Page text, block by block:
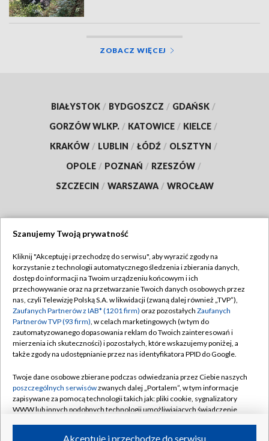
ZOBACZ WIĘCEJ
BIAŁYSTOK / BYDGOSZCZ / GDAŃSK /
GORZÓW WLKP. / KATOWICE / KIELCE /
KRAKÓW / LUBLIN / ŁÓDŹ / OLSZTYN /
OPOLE / POZNAŃ / RZESZÓW /
SZCZECIN / WARSZAWA / WROCŁAW
TVP
Abonament TVP
Emisja w TVP
Centrum informacji TVP
Naziemna Telewizja Cyfrowa
Rada Programowa
System NOS
Informacje o nadawcy
Regulamin TVP
Polityka prywatności
Moje zgody
Pomoc
Kontakt
Kanały
Szanujemy Twoją prywatność
Kliknij "Akceptuję i przechodzę do serwisu", aby wyrazić zgody na
korzystanie z technologii automatycznego śledzenia i zbierania danych,
dostęp do informacji na Twoim urządzeniu końcowym i ich
przechowywanie oraz na przetwarzanie Twoich danych osobowych przez
nas, czyli Telewizję Polską S.A. w likwidacji (zwaną dalej również „TVP”),
Zaufanych Partnerów z IAB* (1201 firm) oraz pozostałych Zaufanych
Partnerów TVP (93 firm), w celach marketingowych (w tym do
zautomatyzowanego dopasowania reklam do Twoich zainteresowań i
mierzenia ich skuteczności) i pozostałych, które wskazujemy poniżej, a
także zgody na udostępnianie przez nas identyfikatora PPID do Google.
Twoje dane osobowe zbierane podczas odwiedzania przez Ciebie naszych
poszczególnych serwisówzwanych dalej „Portalem”, w tym informacje
zapisywane za pomocą technologii takich jak: pliki cookie, sygnalizatory
WWW lub innych podobnych technologii umożliwiających świadczenie
Akceptuję i przechodzę do serwisu